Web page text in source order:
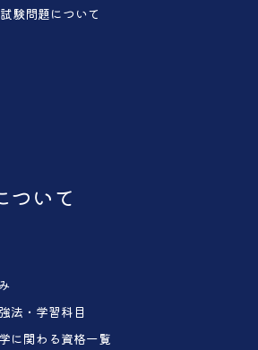
験問題について
ついて
法・学習科目
に関わる資格一覧